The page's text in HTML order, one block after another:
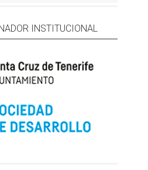
INSTITUCIONAL